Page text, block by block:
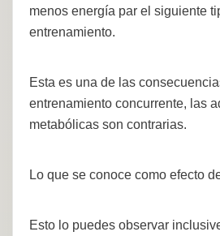
menos energía par el siguiente
entrenamiento.
Esta es una de las
entrenamiento concurrente, las
metabólicas son contrarias.
Lo que se conoce como efecto
Esto lo puedes observar